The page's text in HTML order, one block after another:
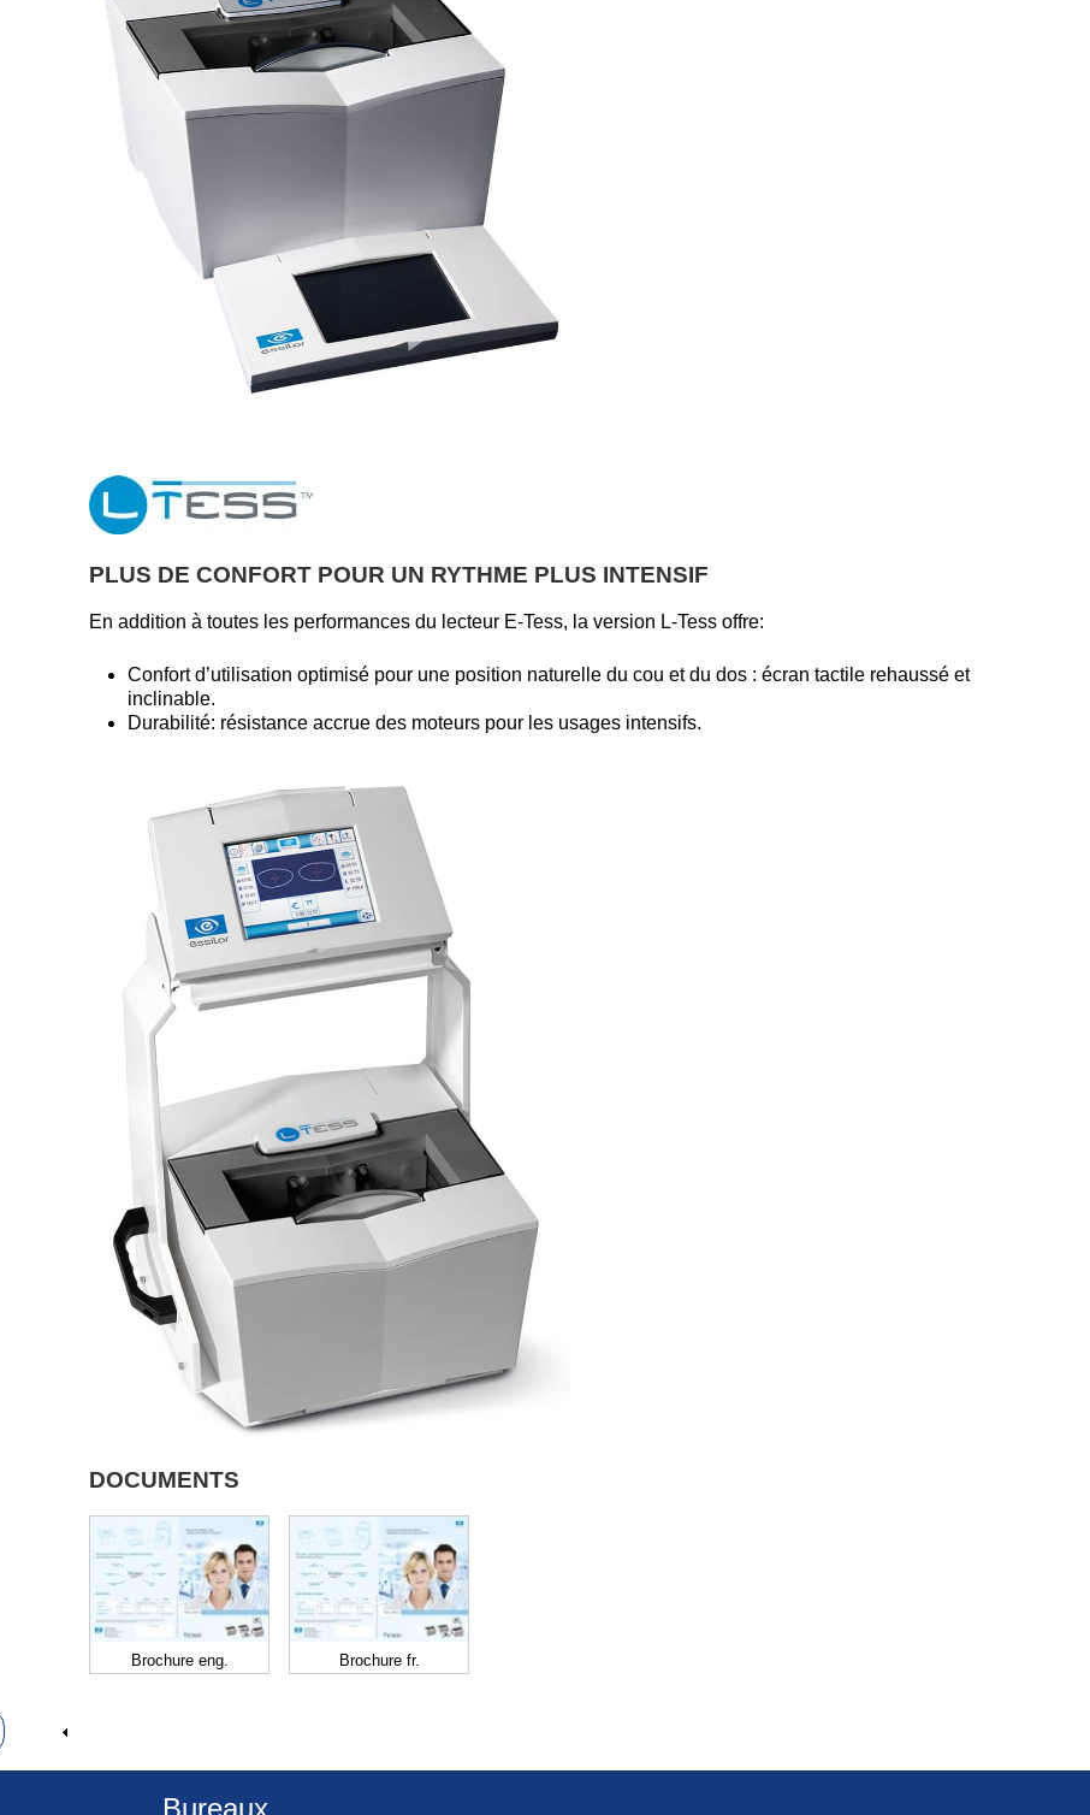
PLUS DE CONFORT POUR UN RYTHME PLUS INTENSIF
En addition à toutes les performances du lecteur E-Tess, la version L-Tess offre:
Confort d’utilisation optimisé pour une position naturelle du cou et du dos : écran tactile rehaussé et
inclinable.
Durabilité: résistance accrue des moteurs pour les usages intensifs.
DOCUMENTS
Brochure eng. Brochure fr.